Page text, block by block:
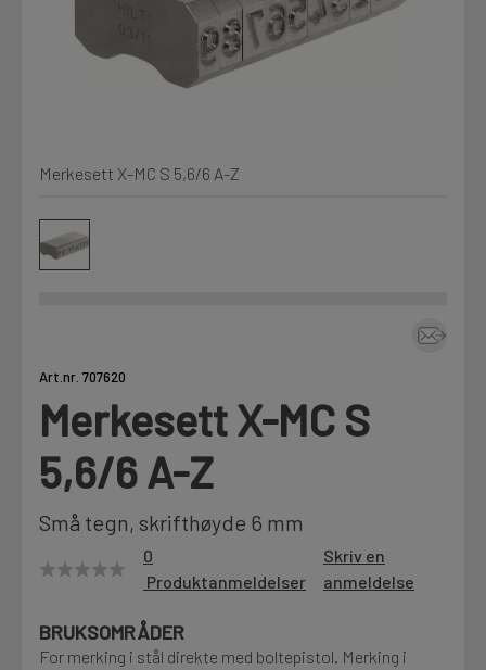
Kjemi, vindsperre og branntetting
Annet
Fag
Motek
Finn butikk
Kontakt og åpningstider
NYHET
Prislister
Firmainformasjon
LOGG UT
Merkesett X-MC S 5,6/6 A-Z
Art.nr. 707620
Merkesett X-MC S
5,6/6 A-Z
Små tegn, skrifthøyde 6 mm
0
Produktanmeldelser
Skriv en
anmeldelse
BRUKSOMRÅDER
For merking i stål direkte med boltepistol. Merking i